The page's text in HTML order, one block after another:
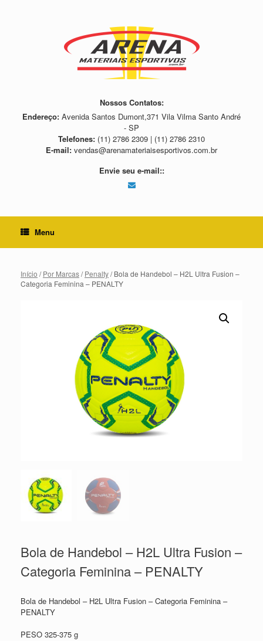
Nossos Contatos:
Endereço: Avenida Santos Dumont,371 Vila Vilma Santo André
- SP
Telefones: (11) 2786 2309 | (11) 2786 2310
E-mail: vendas@arenamateriaisesportivos.com.br
Envie seu e-mail::
Menu
Início /Por Marcas/Penalty/ Bola de Handebol – H2L Ultra Fusion –
Categoria Feminina – PENALTY
Bola de Handebol – H2L Ultra Fusion –
Categoria Feminina – PENALTY
Bola de Handebol – H2L Ultra Fusion – Categoria Feminina –
PENALTY
PESO 325-375 g